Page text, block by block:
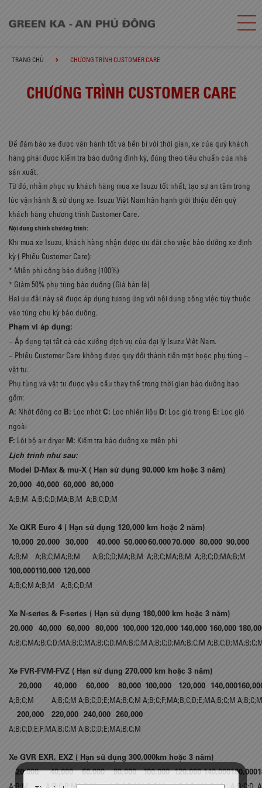
TRANG CHỦ CHƯƠNG TRÌNH CUSTOMER CARE
CHƯƠNG TRÌNH CUSTOMER CARE
Để đảm bảo xe được vận hành tốt và bền bỉ với thời gian, xe của quý khách
hàng phải được kiểm tra bảo dưỡng định kỳ, đúng theo tiêu chuẩn của nhà
sản xuất.
Từ đó, nhằm phục vụ khách hàng mua xe Isuzu tốt nhất, tạo sự an tâm trong
lúc vận hành & sử dụng xe. Isuzu Việt Nam hân hạnh giới thiệu đến quý
khách hàng chương trình Customer Care.
Nội dung chính chương trình:
Khi mua xe Isuzu, khách hàng nhận được ưu đãi cho việc bảo dưỡng xe định
kỳ ( Phiếu Customer Care):
* Miễn phí công bảo dưỡng (100%)
* Giảm 50% phụ tùng bảo dưỡng (Giá bán lẻ)
Hai ưu đãi này sẽ được áp dụng tương ứng với nội dung công việc tùy thuộc
vào từng chu kỳ bảo dưỡng.
Phạm vi áp dụng:
– Áp dụng tại tất cả các xưởng dịch vụ của đại lý Isuzu Việt Nam.
– Phiếu Customer Care không được quy đổi thành tiền mặt hoặc phụ tùng –
vật tư.
Phụ tùng và vật tư được yêu cầu thay thế trong thời gian bảo dưỡng bao
gồm:
A: Nhớt động cơ B: Lọc nhớtC: Lọc nhiên liệu D: Lọc gió trong E: Lọc gió
ngoài
F: Lõi bộ air dryerM: Kiểm tra bảo dưỡng xe miễn phí
Lịch trình như sau:
Model D-Max & mu-X ( Hạn sử dụng 90,000 km hoặc 3 năm)
20,000 40,000 60,000 80,000
A;B;M A;B;C;D;MA;B;M A;B;C;D;M
Xe QKR Euro 4 ( Hạn sử dụng 120,000 km hoặc 2 năm)
10,000 20,000 30,000 40,000 50,00060,00070,000 80,000 90,000
A;B;M A;B;C;MA;B;M A;B;C;D;MA;B;M A;B;C;MA;B;M A;B;C;D;MA;B;M
100,000110,000 120,000
A;B;C;MA;B;M A;B;C;D;M
Xe N-series & F-series ( Hạn sử dụng 180,000 km hoặc 3 năm)
20,000 40,000 60,000 80,000 100,000 120,000 140,000 160,000
A;B;C;MA;B;C;D;MA;B;C;MA;B;C;D;MA;B;C;MA;B;C;D;MA;B;C;M A;B;C;D;M
Xe FVR-FVM-FVZ ( Hạn sử dụng 270,000 km hoặc 3 năm)
20,000
40,000 60,000 80,000 100,000 120,000 140,000
A;B;C;M A;B;C;M A;B;C;D;E;MA;B;C;M A;B;C;F;MA;B;C;D;E;MA;B;C;M A;B;C;M
200,000 220,000 240,000 260,000
A;B;C;D;E;F;MA;B;C;M A;B;C;D;E;MA;B;C;M
Xe GVR EXR, EXZ ( Hạn sử dụng 300,000km hoặc 3 năm)
20,000
40,000 60,000 80,000 100,000 120,000 140,000160,000